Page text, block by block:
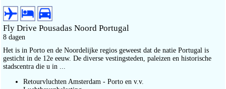
Fly Drive Pousadas Noord Portugal
8 dagen
Het is in Porto en de Noordelijke regios geweest dat de natie Portugal is
gesticht in de 12e eeuw. De diverse vestingsteden, paleizen en historische
stadscentra die u in ...
Retourvluchten Amsterdam - Porto en v.v.